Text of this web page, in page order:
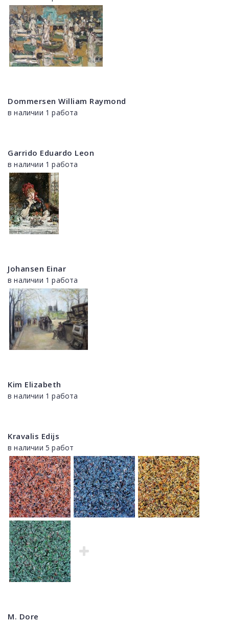
Dommersen William Raymond
в наличии 1 работа
Garrido Eduardo Leon
в наличии 1 работа
Johansen Einar
в наличии 1 работа
Kim Elizabeth
в наличии 1 работа
Kravalis Edijs
в наличии 5 работ
M. Dore